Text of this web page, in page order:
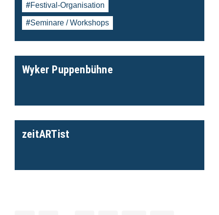
Festival-Organisation
Seminare / Workshops
Wyker Puppenbühne
zeitARTist